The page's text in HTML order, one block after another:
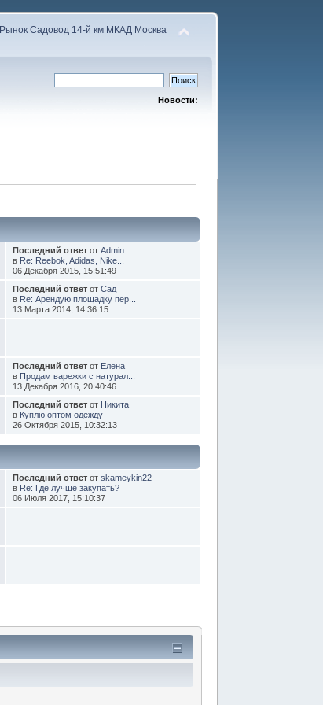
Рынок Садовод 14-й км МКАД Москва
Новости:
Последний ответот Admin
в Re: Reebok, Adidas, Nike...
06 Декабря 2015, 15:51:49
Последний ответот Сад
в Re: Арендую площадку пер...
13 Марта 2014, 14:36:15
Последний ответот Елена
в Продам варежки с натурал...
13 Декабря 2016, 20:40:46
Последний ответот Никита
в Куплю оптом одежду
26 Октября 2015, 10:32:13
Последний ответот skameykin22
в Re: Где лучше закупать?
06 Июля 2017, 15:10:37